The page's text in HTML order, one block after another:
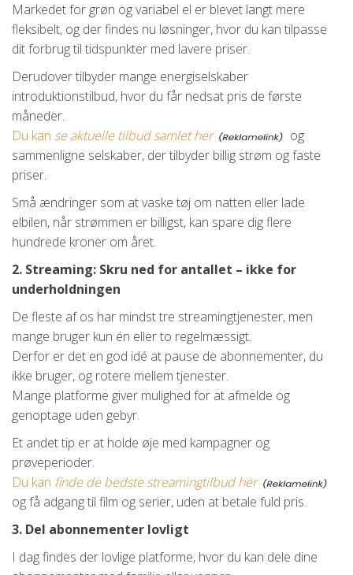
Markedet for grøn og variabel el er blevet langt mere
fleksibelt, og der findes nu løsninger, hvor du kan tilpasse
dit forbrug til tidspunkter med lavere priser.
Derudover tilbyder mange energiselskaber
introduktionstilbud, hvor du får nedsat pris de første
måneder.
Du kan se aktuelle tilbud samlet her
og
sammenligne selskaber, der tilbyder billig strøm og faste
priser.
Små ændringer som at vaske tøj om natten eller lade
elbilen, når strømmen er billigst, kan spare dig flere
hundrede kroner om året.
2. Streaming: Skru ned for antallet – ikke for
underholdningen
De fleste af os har mindst tre streamingtjenester, men
mange bruger kun én eller to regelmæssigt.
Derfor er det en god idé at pause de abonnementer, du
ikke bruger, og rotere mellem tjenester.
Mange platforme giver mulighed for at afmelde og
genoptage uden gebyr.
Et andet tip er at holde øje med kampagner og
prøveperioder.
Du kan finde de bedste streamingtilbud her
og få adgang til film og serier, uden at betale fuld pris.
3. Del abonnementer lovligt
I dag findes der lovlige platforme, hvor du kan dele dine